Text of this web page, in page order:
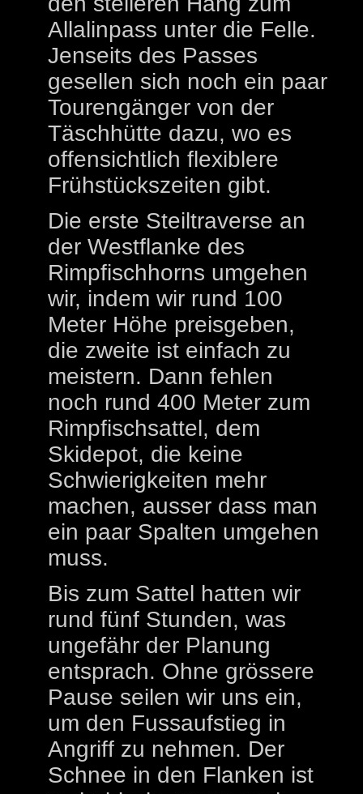
Allalinpass unter die Felle.
Jenseits des Passes
gesellen sich noch ein paar
Tourengänger von der
Täschhütte dazu, wo es
offensichtlich flexiblere
Frühstückszeiten gibt.
Die erste Steiltraverse an
der Westflanke des
Rimpfischhorns umgehen
wir, indem wir rund 100
Meter Höhe preisgeben,
die zweite ist einfach zu
meistern. Dann fehlen
noch rund 400 Meter zum
Rimpfischsattel, dem
Skidepot, die keine
Schwierigkeiten mehr
machen, ausser dass man
ein paar Spalten umgehen
muss.
Bis zum Sattel hatten wir
rund fünf Stunden, was
ungefähr der Planung
entsprach. Ohne grössere
Pause seilen wir uns ein,
um den Fussaufstieg in
Angriff zu nehmen. Der
Schnee in den Flanken ist